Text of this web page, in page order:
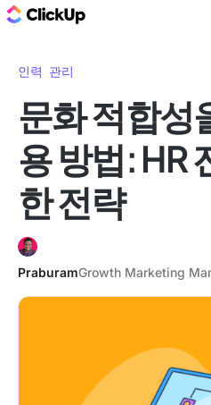
인력 관리
문화 적합성
용 방법: HR
한 전략
PraburamGrowth Marketing